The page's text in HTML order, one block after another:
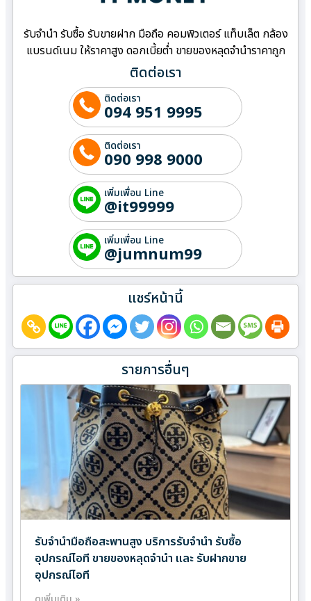
รับจำนำ รับซื้อ รับขายฝาก มือถือ คอมพิวเตอร์ แท็บเล็ต กล้อง
แบรนด์เนม ให้ราคาสูง ดอกเบี้ยต่ำ ขายของหลุดจำนำราคาถูก
ติดต่อเรา
ติดต่อเรา
094 951 9995
ติดต่อเรา
090 998 9000
เพิ่มเพื่อน Line
@it99999
เพิ่มเพื่อน Line
@jumnum99
แชร์หน้านี้
รายการอื่นๆ
รับจำนำมือถือสะพานสูง บริการรับจำนำ รับซื้อ
อุปกรณ์ไอที ขายของหลุดจำนำ และ รับฝากขาย
อุปกรณ์ไอที